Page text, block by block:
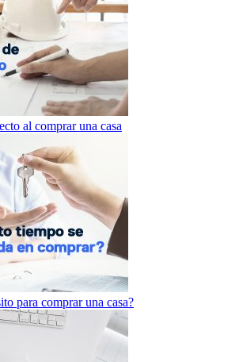
al comprar una casa
para comprar una casa?